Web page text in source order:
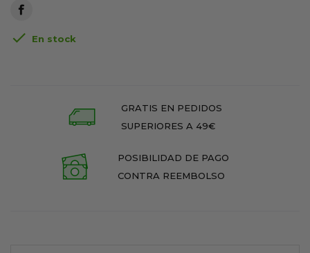
 En stock
GRATIS EN PEDIDOS
SUPERIORES A 49€
POSIBILIDAD DE PAGO
CONTRA REEMBOLSO